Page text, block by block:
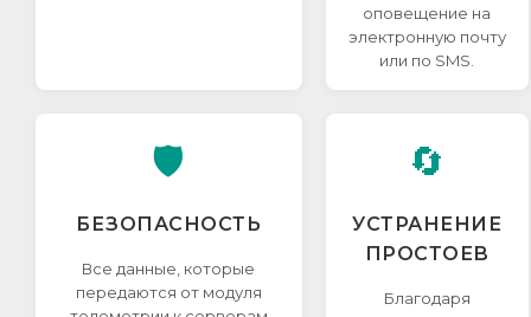
оповещение на
электронную почту
или по SMS.
🛡️
БЕЗОПАСНОСТЬ
Все данные, которые
передаются от модуля
🔄
УСТРАНЕНИЕ
ПРОСТОЕВ
Благодаря